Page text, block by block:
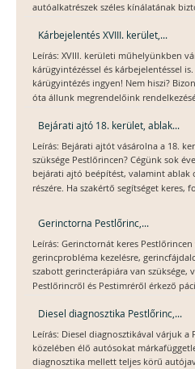
autóalkatrészek széles kínálatának
Kárbejelentés XVIII. kerület,...
Leírás: XVIII. kerületi műhelyünkben
kárügyintézéssel és kárbejelentéssel
kárügyintézés ingyen! Nem hiszi?
óta állunk megrendelőink
Bejárati ajtó 18. kerület, ablak...
Leírás: Bejárati ajtót vásárolna a 18.
szüksége Pestlőrincen? Cégünk sok
bejárati ajtó beépítést, valamint ablak
részére. Ha szakértő segítséget keres,
Gerinctorna Pestlőrinc,...
Leírás: Gerinctornát keres
gerincprobléma kezelésre,
szabott gerincterápiára van szüksége,
Pestlőrincről és Pestimréről érkező
Diesel diagnosztika Pestlőrinc,...
Leírás: Diesel diagnosztikával várjuk a
közelében élő autósokat
diagnosztika mellett teljes körű